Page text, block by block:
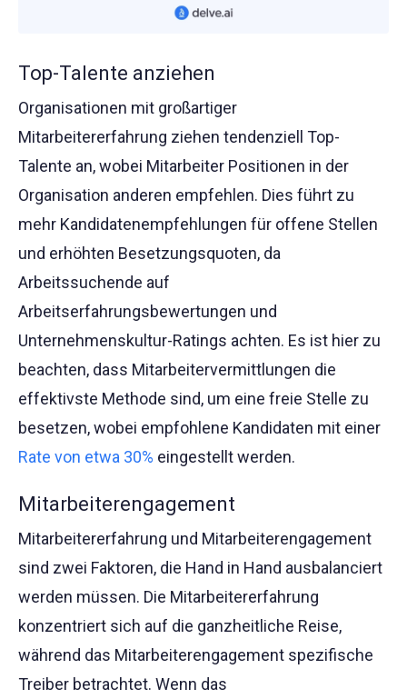
Top-Talente anziehen
Organisationen mit großartiger
Mitarbeitererfahrung ziehen tendenziell Top-
Talente an, wobei Mitarbeiter Positionen in der
Organisation anderen empfehlen. Dies führt zu
mehr Kandidatenempfehlungen für offene Stellen
und erhöhten Besetzungsquoten, da
Arbeitssuchende auf
Arbeitserfahrungsbewertungen und
Unternehmenskultur-Ratings achten. Es ist hier zu
beachten, dass Mitarbeitervermittlungen die
effektivste Methode sind, um eine freie Stelle zu
besetzen, wobei empfohlene Kandidaten mit einer
Rate von etwa 30% eingestellt werden.
Mitarbeiterengagement
Mitarbeitererfahrung und Mitarbeiterengagement
sind zwei Faktoren, die Hand in Hand ausbalanciert
werden müssen. Die Mitarbeitererfahrung
konzentriert sich auf die ganzheitliche Reise,
während das Mitarbeiterengagement spezifische
Treiber betrachtet. Wenn das